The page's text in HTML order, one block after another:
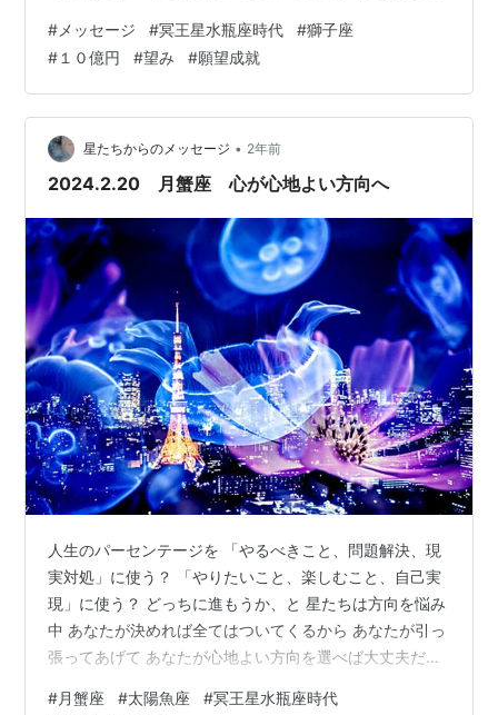
い！を人生に集めるの 絶対に無駄にならないから
# メッセージ #冥王星水瓶座時代 #獅子座
# １０億円 #望み #願望成就
星たちからのメッセージ • 2年前
2024.2.20 月蟹座 心が心地よい方向へ
人生のパーセンテージを 「やるべきこと、問題解決、現
実対処」に使う？ 「やりたいこと、楽しむこと、自己実
現」に使う？ どっちに進もうか、と 星たちは方向を悩み
中 あなたが決めれば全てはついてくるから あなたが引っ
張ってあげて あなたが心地よい方向を選べば大丈夫だよ
#月蟹座 #太陽魚座 #冥王星水瓶座時代